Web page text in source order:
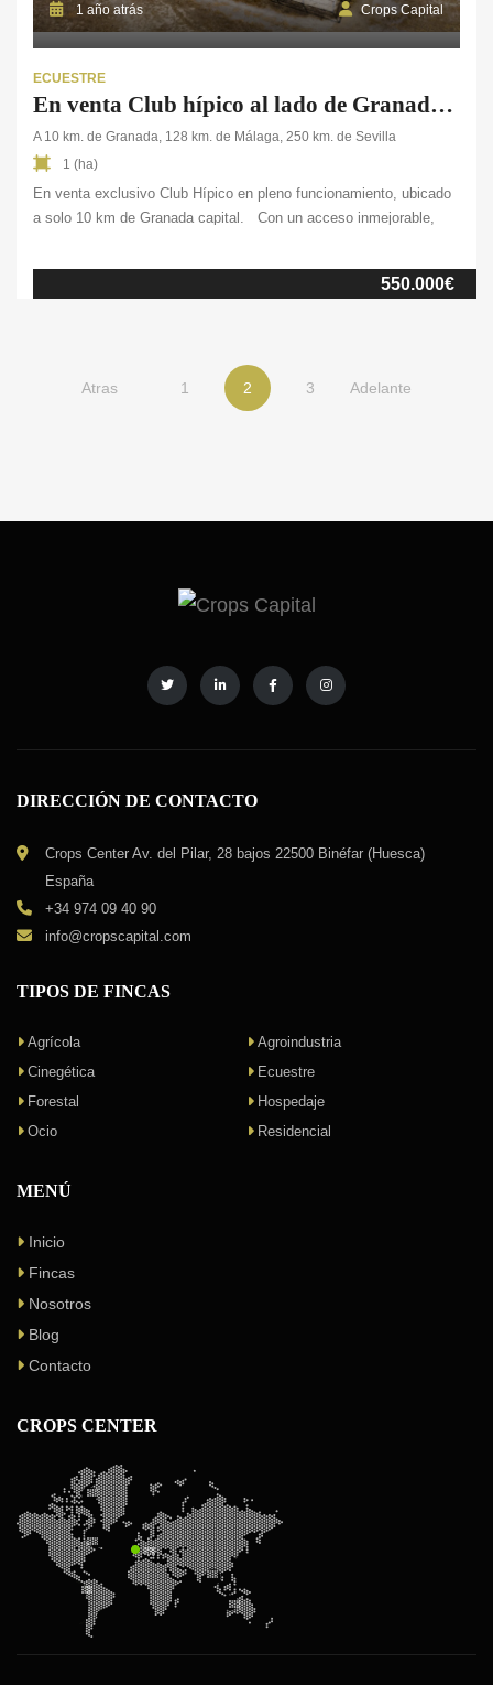
1 año atrás Crops Capital
ECUESTRE
En venta Club hípico al lado de Granada capital
A 10 km. de Granada, 128 km. de Málaga, 250 km. de Sevilla
1 (ha)
En venta exclusivo Club Hípico en pleno funcionamiento, ubicado
a solo 10 km de Granada capital. Con un acceso inmejorable,
entrada a la vida ecuestre sin renunciar a la comodidad de la
550.000€
Atras 1 2 3 Adelante
DIRECCIÓN DE CONTACTO
Crops Center Av. del Pilar, 28 bajos 22500 Binéfar (Huesca)
España
+34 974 09 40 90
info@cropscapital.com
TIPOS DE FINCAS
Agrícola
Agroindustria
Cinegética
Ecuestre
Forestal
Hospedaje
Ocio
Residencial
MENÚ
Inicio
Fincas
Nosotros
Blog
Contacto
CROPS CENTER